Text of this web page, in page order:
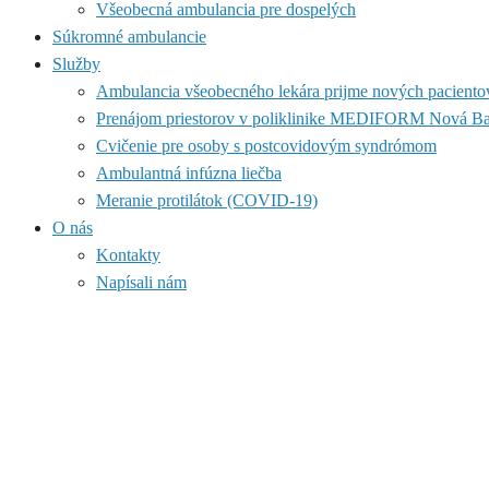
Všeobecná ambulancia pre dospelých
Súkromné ambulancie
Služby
Ambulancia všeobecného lekára prijme nových
Prenájom priestorov v poliklinike MEDIFORM Nová
Cvičenie pre osoby s postcovidovým syndrómom
Ambulantná infúzna liečba
Meranie protilátok (COVID-19)
O nás
Kontakty
Napísali nám